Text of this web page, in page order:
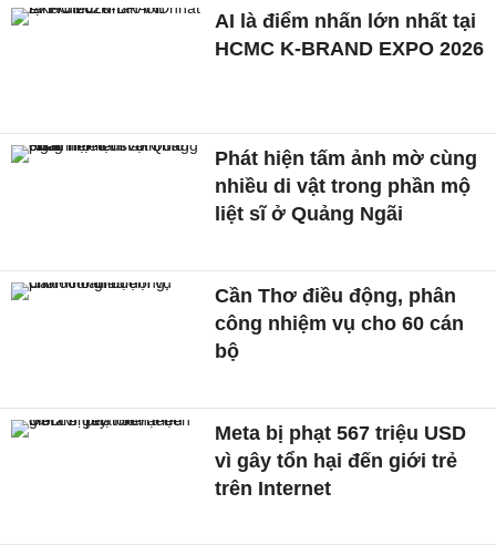
AI là điểm nhấn lớn nhất tại
HCMC K-BRAND EXPO 2026
Phát hiện tấm ảnh mờ cùng
nhiều di vật trong phần mộ
liệt sĩ ở Quảng Ngãi
Cần Thơ điều động, phân
công nhiệm vụ cho 60 cán
bộ
Meta bị phạt 567 triệu USD
vì gây tổn hại đến giới trẻ
trên Internet